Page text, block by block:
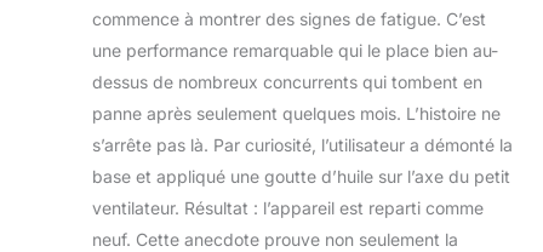
commence à montrer des signes de fatigue. C’est
une performance remarquable qui le place bien au-
dessus de nombreux concurrents qui tombent en
panne après seulement quelques mois. L’histoire ne
s’arrête pas là. Par curiosité, l’utilisateur a démonté la
base et appliqué une goutte d’huile sur l’axe du petit
ventilateur. Résultat : l’appareil est reparti comme
neuf. Cette anecdote prouve non seulement la